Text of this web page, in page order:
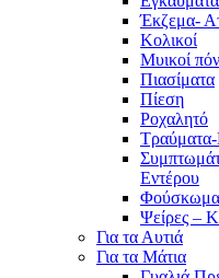
Έκζεμα-
Κολικοί
Μυικοί
Πιασίματα
Πίεση
Ροχαλητό
Εντέρου
Φούσκωμα
Ψείρες –
Για τα Αυτιά
Για τα Μάτια